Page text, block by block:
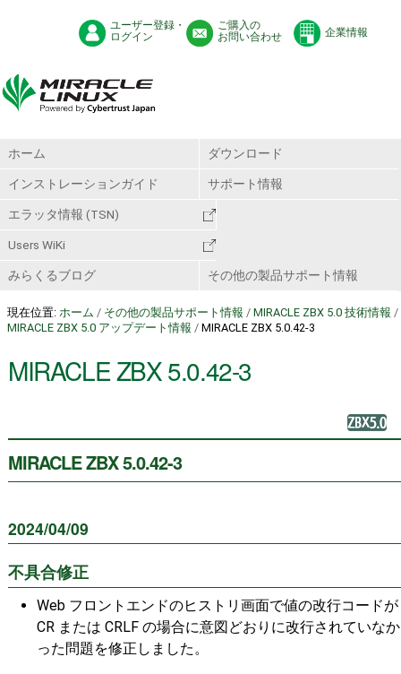
ユーザー登録・
ログイン
ご購入の
お問い合わせ
企業情報
ホーム ダウンロード
インストレーションガイド サポート情報
エラッタ情報 (TSN)
Users WiKi
みらくるブログ その他の製品サポート情報
現在位置: ホーム / その他の製品サポート情報 / MIRACLE ZBX 5.0 技術情報 /
MIRACLE ZBX 5.0 アップデート情報 / MIRACLE ZBX 5.0.42-3
MIRACLE ZBX 5.0.42-3
MIRACLE ZBX 5.0.42-3
2024/04/09
不具合修正
Web フロントエンドのヒストリ画面で値の改行コードが
CR または CRLF の場合に意図どおりに改行されていなか
った問題を修正しました。